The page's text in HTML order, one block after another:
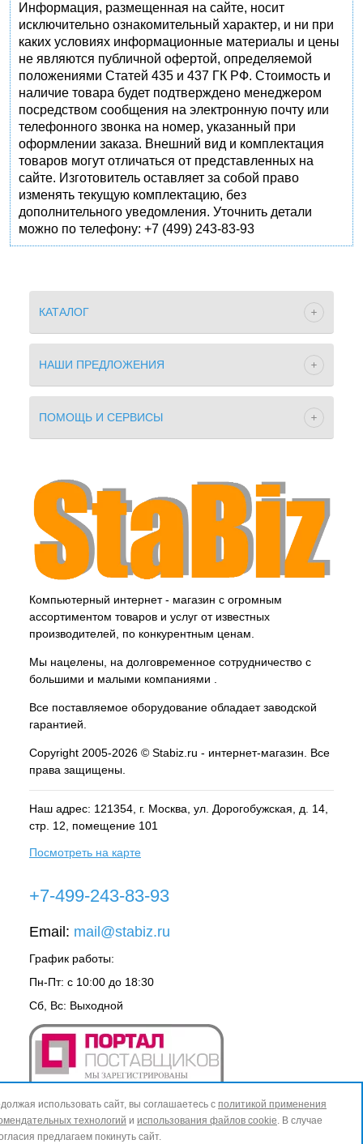
Информация, размещенная на сайте, носит
исключительно ознакомительный характер, и ни при
каких условиях информационные материалы и цены
не являются публичной офертой, определяемой
положениями Статей 435 и 437 ГК РФ. Стоимость и
наличие товара будет подтверждено менеджером
посредством сообщения на электронную почту или
телефонного звонка на номер, указанный при
оформлении заказа. Внешний вид и комплектация
товаров могут отличаться от представленных на
сайте. Изготовитель оставляет за собой право
изменять текущую комплектацию, без
дополнительного уведомления. Уточнить детали
можно по телефону: +7 (499) 243-83-93
КАТАЛОГ
НАШИ ПРЕДЛОЖЕНИЯ
ПОМОЩЬ И СЕРВИСЫ
Компьютерный интернет - магазин с огромным
ассортиментом товаров и услуг от известных
производителей, по конкурентным ценам.
Мы нацелены, на долговременное сотрудничество с
большими и малыми компаниями .
Все поставляемое оборудование обладает заводской
гарантией.
Copyright 2005-2026 © Stabiz.ru - интернет-магазин. Все
права защищены.
Наш адрес: 121354, г. Москва , ул. Дорогобужская, д. 14,
стр. 12, помещение 101
Посмотреть на карте
+7-499-243-83-93
Email: mail@stabiz.ru
График работы:
Пн-Пт: с 10:00 до 18:30
Сб, Вс: Выходной
использовать сайт, вы соглашаетесь с политикой применения
технологий и использования файлов cookie. В случае
предлагаем покинуть сайт.